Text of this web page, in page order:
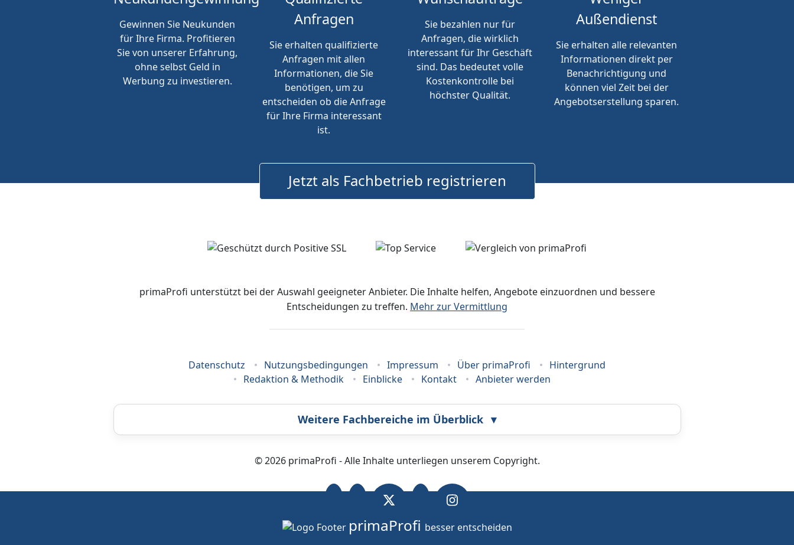
Um Ihnen einen bestmöglichen Service zu ermöglichen, nutzen wir Cookies. Weitere Informationen finden Sie
Gewinnen Sie Neukunden
für Ihre Firma. Profitieren
Sie von unserer Erfahrung,
ohne selbst Geld in
Werbung zu investieren.
Anfragen
Sie erhalten qualifizierte
Anfragen mit allen
Informationen, die Sie
benötigen, um zu
entscheiden ob die Anfrage
für Ihre Firma interessant
ist.
Sie bezahlen nur für
Anfragen, die wirklich
interessant für Ihr Geschäft
sind. Das bedeutet volle
Kostenkontrolle bei
höchster Qualität.
Außendienst
Sie erhalten alle relevanten
Informationen direkt per
Benachrichtigung und
können viel Zeit bei der
Angebotserstellung sparen.
Jetzt als Fachbetrieb registrieren
primaProfi unterstützt bei der Auswahl geeigneter Anbieter. Die Inhalte helfen, Angebote einzuordnen und bessere
Entscheidungen zu treffen. Mehr zur Vermittlung
Datenschutz Nutzungsbedingungen Impressum Über primaProfi
Hintergrund
Redaktion & Methodik
Einblicke Kontakt Anbieter werden
Weitere Fachbereiche im Überblick ▾
Bestatter Callcenter
Energieberatung Fahrzeugortung Fotografie Frankiermaschine
Gutachter Hallenheizung
© 2026 primaProfi - Alle Inhalte unterliegen unserem Copyright.
primaProfi besser entscheiden